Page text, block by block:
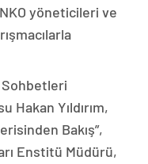
yöneticileri ve
Hakan Yıldırım,
Bakış”,
Enstitü Müdürü,